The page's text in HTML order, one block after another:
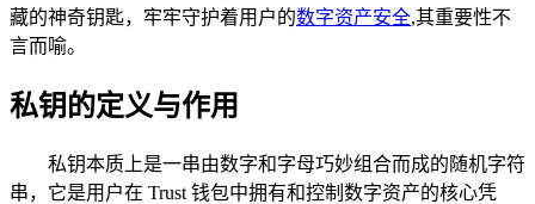
藏的神奇钥匙，牢牢守护着用户的数字资产安全,其重要性不
言而喻。
私钥的定义与作用
私钥本质上是一串由数字和字母巧妙组合而成的随机字符
串，它是用户在 Trust 钱包中拥有和控制数字资产的核心凭